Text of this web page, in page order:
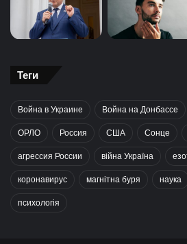
Теги
Война в Украине Война на Донбассе
ОРЛО Россия США Сонце
агрессия России війна Україна
коронавирус магнітна буря наука
психологія